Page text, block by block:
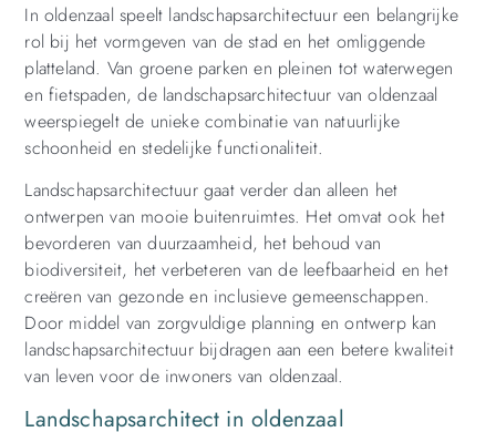
In oldenzaal speelt landschapsarchitectuur een belangrijke
rol bij het vormgeven van de stad en het omliggende
platteland. Van groene parken en pleinen tot waterwegen
en fietspaden, de landschapsarchitectuur van oldenzaal
weerspiegelt de unieke combinatie van natuurlijke
schoonheid en stedelijke functionaliteit.
Landschapsarchitectuur gaat verder dan alleen het
ontwerpen van mooie buitenruimtes. Het omvat ook het
bevorderen van duurzaamheid, het behoud van
biodiversiteit, het verbeteren van de leefbaarheid en het
creëren van gezonde en inclusieve gemeenschappen.
Door middel van zorgvuldige planning en ontwerp kan
landschapsarchitectuur bijdragen aan een betere kwaliteit
van leven voor de inwoners van oldenzaal.
Landschapsarchitect in oldenzaal